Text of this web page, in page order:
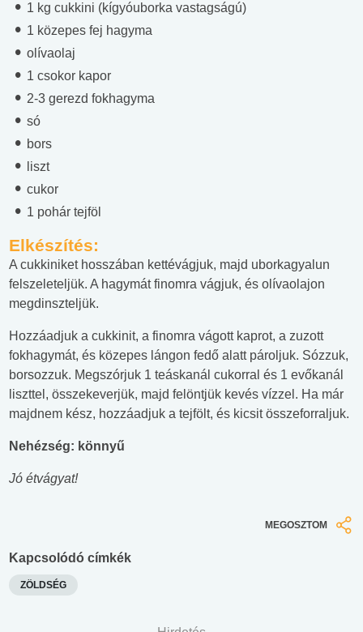
1 kg cukkini (kígyóuborka vastagságú)
1 közepes fej hagyma
olívaolaj
1 csokor kapor
2-3 gerezd fokhagyma
só
bors
liszt
cukor
1 pohár tejföl
Elkészítés:
A cukkiniket hosszában kettévágjuk, majd uborkagyalun
felszeleteljük. A hagymát finomra vágjuk, és olívaolajon
megdinszteljük.
Hozzáadjuk a cukkinit, a finomra vágott kaprot, a zuzott
fokhagymát, és közepes lángon fedő alatt pároljuk. Sózzuk,
borsozzuk. Megszórjuk 1 teáskanál cukorral és 1 evőkanál
liszttel, összekeverjük, majd felöntjük kevés vízzel. Ha már
majdnem kész, hozzáadjuk a tejfölt, és kicsit összeforraljuk.
Nehézség: könnyű
Jó étvágyat!
MEGOSZTOM
Kapcsolódó címkék
ZÖLDSÉG